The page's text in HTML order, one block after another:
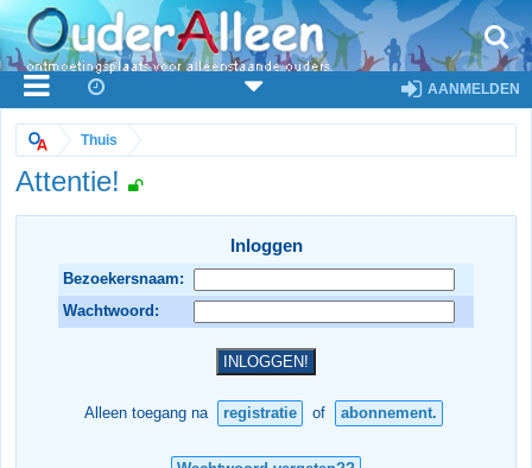
AANMELDEN
Thuis
Attentie!
Inloggen
Bezoekersnaam:
Wachtwoord:
Alleen toegang na registratie of abonnement.